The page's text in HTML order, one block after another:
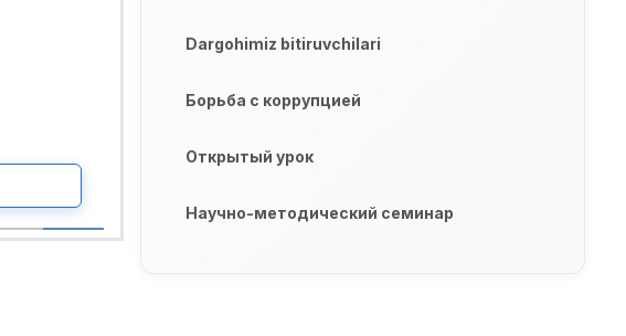
Dargohimiz bitiruvchilari
Борьба с коррупцией
Открытый урок
Научно-методический семинар